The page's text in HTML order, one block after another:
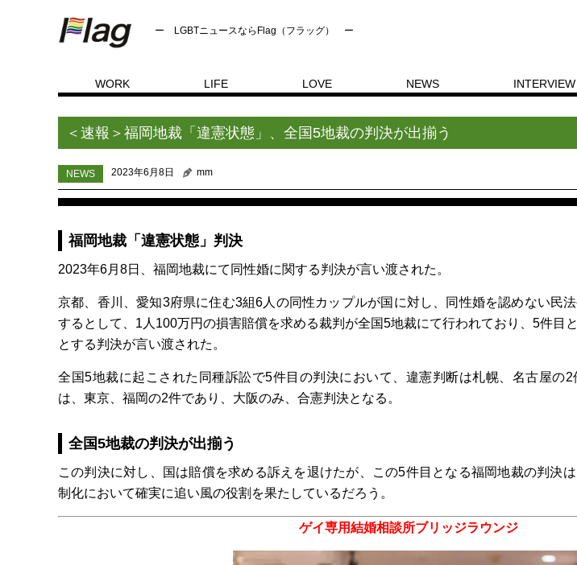
ー LGBTニュースならFlag（フラッグ） ー
WORK LIFE LOVE NEWS INTERVIEW
トップページ NEWS ＜速報＞福岡地裁「違憲状態」、全国5地裁の判決が出揃う
＜速報＞福岡地裁「違憲状態」、全国5地裁の判決が出揃う
NEWS 2023年6月8日 mm
福岡地裁「違憲状態」判決
2023年6月8日、福岡地裁にて同性婚に関する判決が言い渡された。
京都、香川、愛知3府県に住む3組6人の同性カップルが国に対し、同性婚を認めない民
するとして、1人100万円の損害賠償を求める裁判が全国5地裁にて行われており、5件目
とする判決が言い渡された。
全国5地裁に起こされた同種訴訟で5件目の判決において、違憲判断は札幌、名古屋の
は、東京、福岡の2件であり、大阪のみ、合憲判決となる。
全国5地裁の判決が出揃う
この判決に対し、国は賠償を求める訴えを退けたが、この5件目となる福岡地裁の判決
制化において確実に追い風の役割を果たしているだろう。
ゲイ専用結婚相談所ブリッジラウンジ